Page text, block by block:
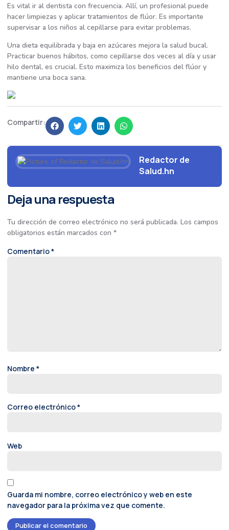
Es vital ir al dentista con frecuencia. Allí, un profesional puede
hacer limpiezas y aplicar tratamientos de flúor. Es importante
supervisar a los niños al cepillarse para evitar problemas.
Una dieta equilibrada y baja en azúcares mejora la salud bucal.
Practicar buenos hábitos, como cepillarse dos veces al día y usar
hilo dental, es crucial. Esto maximiza los beneficios del flúor y
mantiene una boca sana.
Compartir:
Redactor de
Salud.hn
Deja una respuesta
Tu dirección de correo electrónico no será publicada. Los campos
obligatorios están marcados con *
Comentario*
Nombre *
Correo electrónico*
Web
Guarda mi nombre, correo electrónico y web en este
navegador para la próxima vez que comente.